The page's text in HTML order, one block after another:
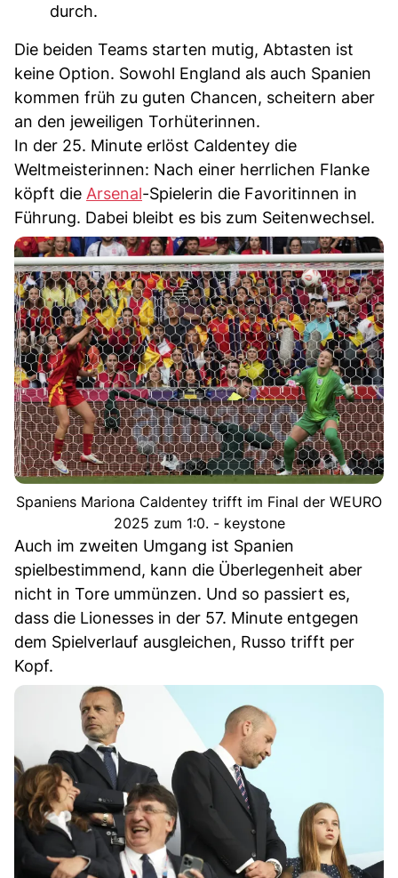
durch.
Die beiden Teams starten mutig, Abtasten ist
keine Option. Sowohl England als auch Spanien
kommen früh zu guten Chancen, scheitern aber
an den jeweiligen Torhüterinnen.
In der 25. Minute erlöst Caldentey die
Weltmeisterinnen: Nach einer herrlichen Flanke
köpft die Arsenal-Spielerin die Favoritinnen in
Führung. Dabei bleibt es bis zum Seitenwechsel.
Spaniens Mariona Caldentey trifft im Final der WEURO
2025 zum 1:0. - keystone
Auch im zweiten Umgang ist Spanien
spielbestimmend, kann die Überlegenheit aber
nicht in Tore ummünzen. Und so passiert es,
dass die Lionesses in der 57. Minute entgegen
dem Spielverlauf ausgleichen, Russo trifft per
Kopf.